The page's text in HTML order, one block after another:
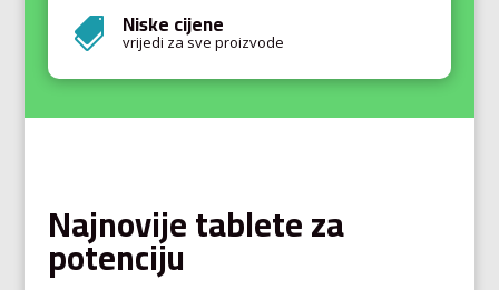
 Niske cijene
vrijedi za sve proizvode
Najnovije tablete za
potenciju